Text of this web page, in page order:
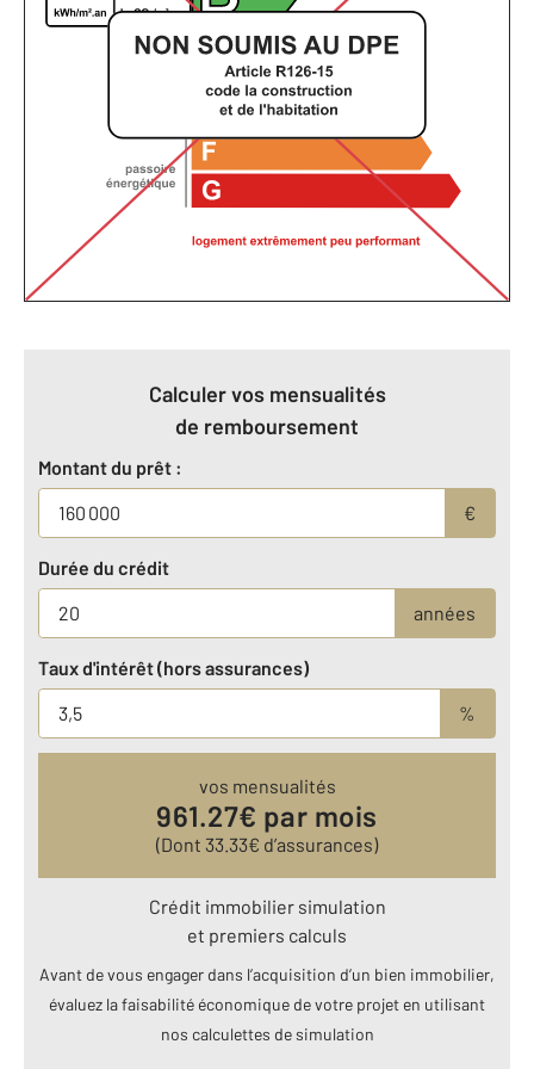
Calculer vos mensualités
de remboursement
Montant du prêt :
€
Durée du crédit
années
Taux d'intérêt (hors assurances)
%
vos mensualités
961.27€ par mois
(Dont 33.33€ d’assurances)
Crédit immobilier simulation
et premiers calculs
Avant de vous engager dans l’acquisition d’un bien immobilier,
évaluez la faisabilité économique de votre projet en utilisant
nos calculettes de simulation